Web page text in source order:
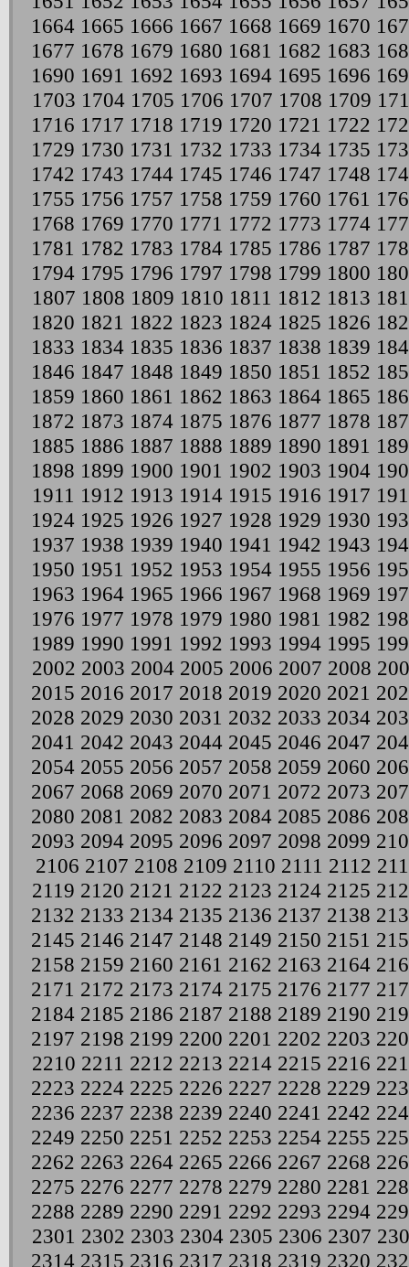
1664 1665 1666 1667 1668 1669 1670
1677 1678 1679 1680 1681 1682 1683
1690 1691 1692 1693 1694 1695 1696
1703 1704 1705 1706 1707 1708 1709
1716 1717 1718 1719 1720 1721 1722
1729 1730 1731 1732 1733 1734 1735
1742 1743 1744 1745 1746 1747 1748
1755 1756 1757 1758 1759 1760 1761
1768 1769 1770 1771 1772 1773 1774
1781 1782 1783 1784 1785 1786 1787
1794 1795 1796 1797 1798 1799 1800
1807 1808 1809 1810 1811 1812 1813
1820 1821 1822 1823 1824 1825 1826
1833 1834 1835 1836 1837 1838 1839
1846 1847 1848 1849 1850 1851 1852
1859 1860 1861 1862 1863 1864 1865
1872 1873 1874 1875 1876 1877 1878
1885 1886 1887 1888 1889 1890 1891
1898 1899 1900 1901 1902 1903 1904
1911 1912 1913 1914 1915 1916 1917
1924 1925 1926 1927 1928 1929 1930
1937 1938 1939 1940 1941 1942 1943
1950 1951 1952 1953 1954 1955 1956
1963 1964 1965 1966 1967 1968 1969
1976 1977 1978 1979 1980 1981 1982
1989 1990 1991 1992 1993 1994 1995
2002 2003 2004 2005 2006 2007 2008
2015 2016 2017 2018 2019 2020 2021
2028 2029 2030 2031 2032 2033 2034
2041 2042 2043 2044 2045 2046 2047
2054 2055 2056 2057 2058 2059 2060
2067 2068 2069 2070 2071 2072 2073
2080 2081 2082 2083 2084 2085 2086
2093 2094 2095 2096 2097 2098 2099
2106 2107 2108 2109 2110 2111 2112
2119 2120 2121 2122 2123 2124 2125
2132 2133 2134 2135 2136 2137 2138
2145 2146 2147 2148 2149 2150 2151
2158 2159 2160 2161 2162 2163 2164
2171 2172 2173 2174 2175 2176 2177
2184 2185 2186 2187 2188 2189 2190
2197 2198 2199 2200 2201 2202 2203
2210 2211 2212 2213 2214 2215 2216
2223 2224 2225 2226 2227 2228 2229
2236 2237 2238 2239 2240 2241 2242
2249 2250 2251 2252 2253 2254 2255
2262 2263 2264 2265 2266 2267 2268
2275 2276 2277 2278 2279 2280 2281
2288 2289 2290 2291 2292 2293 2294
2301 2302 2303 2304 2305 2306 2307
2314 2315 2316 2317 2318 2319 2320